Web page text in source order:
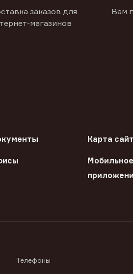
заказов для
магазинов
Вам
Карта
Мобильное
Телефоны